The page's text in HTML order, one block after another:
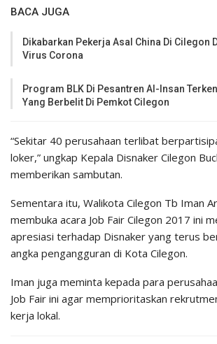
BACA JUGA
Dikabarkan Pekerja Asal China Di Cilegon
Virus Corona
Program BLK Di Pesantren Al-Insan
Yang Berbelit Di Pemkot Cilegon
“Sekitar 40 perusahaan terlibat
loker,” ungkap Kepala Disnaker Cilegon
memberikan sambutan.
Sementara itu, Walikota Cilegon Tb Iman
membuka acara Job Fair Cilegon 2017 ini
apresiasi terhadap Disnaker yang terus
angka pengangguran di Kota Cilegon.
Iman juga meminta kepada para
Job Fair ini agar memprioritaskan
kerja lokal.